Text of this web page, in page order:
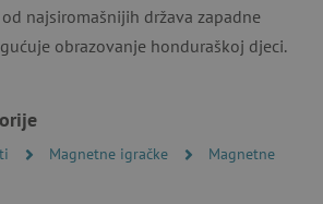
najsiromašnijih država zapadne
obrazovanje honduraškoj djeci.
Magnetne igračke
Magnetne
CILJANOST